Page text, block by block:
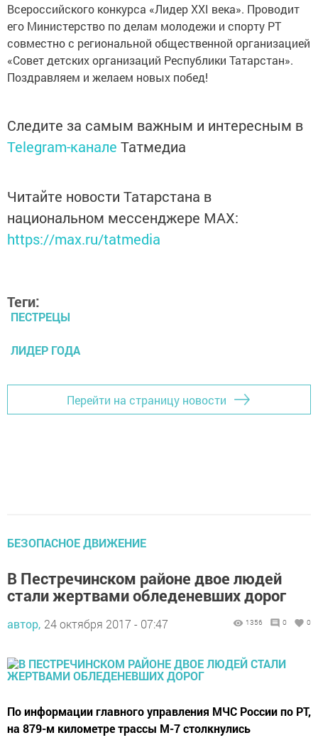
Всероссийского конкурса «Лидер XXI века». Проводит
его Министерство по делам молодежи и спорту РТ
совместно с региональной общественной организацией
«Совет детских организаций Республики Татарстан».
Поздравляем и желаем новых побед!
Следите за самым важным и интересным в
Telegram-канале Татмедиа
Читайте новости Татарстана в
национальном мессенджере MАХ:
https://max.ru/tatmedia
Теги:
ПЕСТРЕЦЫ
ЛИДЕР ГОДА
Перейти на страницу новости
БЕЗОПАСНОЕ ДВИЖЕНИЕ
В Пестречинском районе двое людей
стали жертвами обледеневших дорог
автор, 24 октября 2017 - 07:47 1356 0 0
По информации главного управления МЧС России по РТ,
на 879-м километре трассы М-7 столкнулись